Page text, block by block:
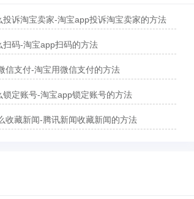
投诉淘宝卖家-淘宝app投诉淘宝卖家的方法
扫码-淘宝app扫码的方法
信支付-淘宝用微信支付的方法
锁定账号-淘宝app锁定账号的方法
收藏新闻-腾讯新闻收藏新闻的方法